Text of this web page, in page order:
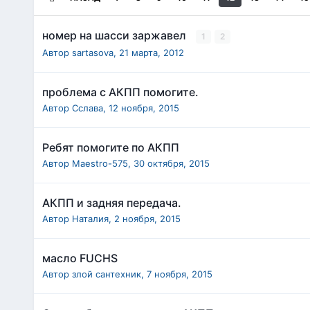
номер на шасси заржавел 1 2
Автор sartasova, 21 марта, 2012
проблема с АКПП помогите.
Автор Сслава, 12 ноября, 2015
Ребят помогите по АКПП
Автор Maestro-575, 30 октября, 2015
АКПП и задняя передача.
Автор Наталия, 2 ноября, 2015
масло FUCHS
Автор злой сантехник, 7 ноября, 2015